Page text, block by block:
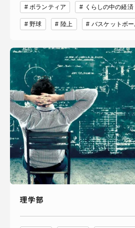
ボランティア くらしの中の経済
野球 陸上 バスケットボー
理学部